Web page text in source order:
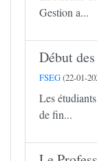
Gestion a...
Début
FSEG(22-01-
Les
de fin...